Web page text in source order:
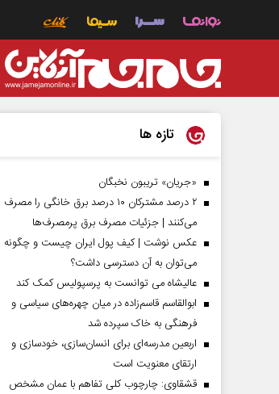
تازه ها
«جریان» تریبون نخبگان
۲ درصد مشترکان ۱۰ درصد برق خانگی را مصرف
می‌کنند | جزئیات مصرف برق پرمصرف‌ها
عکس نوشت | کیف پول ایران چیست و چگونه
می‌توان به آن دسترسی داشت؟
عالیشاه می توانست به پرسپولیس کمک کند
ابوالقاسم قاسم‌زاده در میان چهره‌های سیاسی و
فرهنگی به خاک سپرده شد
اربعین مدرسه‌ای برای انسان‌سازی، خودسازی و
ارتقای معنویت است
قشقاوی: چارچوب کلی تفاهم با عمان مشخص